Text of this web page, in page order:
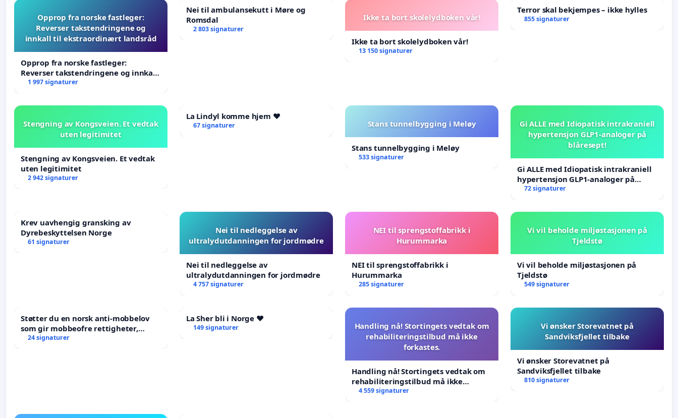
Opprop fra norske fastleger:
Reverser takstendringene og
innkall til ekstraordinært landsråd
Opprop fra norske fastleger:
Reverser takstendringene og innkall
til ekstraordinært landsråd
1 997 signaturer
Nei til ambulansekutt i Møre og
Romsdal
2 803 signaturer
Ikke ta bort skolelydboken vår!
Ikke ta bort skolelydboken vår!
13 150 signaturer
Terror skal bekjempes – ikke hylles
855 signaturer
Stengning av Kongsveien. Et vedtak
uten legitimitet
Stengning av Kongsveien. Et vedtak
uten legitimitet
2 942 signaturer
La Lindyl komme hjem ❤️
67 signaturer Stans tunnelbygging i Meløy
Stans tunnelbygging i Meløy
533 signaturer
Gi ALLE med Idiopatisk intrakraniell
hypertensjon GLP1-analoger på
blåresept!
Gi ALLE med Idiopatisk intrakraniell
hypertensjon GLP1-analoger på
blåresept!
72 signaturer
Krev uavhengig gransking av
Dyrebeskyttelsen Norge
61 signaturer
Nei til nedleggelse av
ultralydutdanningen for jordmødre
Nei til nedleggelse av
ultralydutdanningen for jordmødre
4 757 signaturer
NEI til sprengstoffabrikk i
Hurummarka
NEI til sprengstoffabrikk i
Hurummarka
285 signaturer
Vi vil beholde miljøstasjonen på
Tjeldstø
Vi vil beholde miljøstasjonen på
Tjeldstø
549 signaturer
Støtter du en norsk anti-mobbelov
som gir mobbeofre rettigheter,
oppreisning og hjelp?
24 signaturer
La Sher bli i Norge ❤️
149 signaturer
Handling nå! Stortingets vedtak om
rehabiliteringstilbud må ikke
forkastes.
Handling nå! Stortingets vedtak om
rehabiliteringstilbud må ikke
forkastes.
4 559 signaturer
Vi ønsker Storevatnet på
Sandviksfjellet tilbake
Vi ønsker Storevatnet på
Sandviksfjellet tilbake
810 signaturer